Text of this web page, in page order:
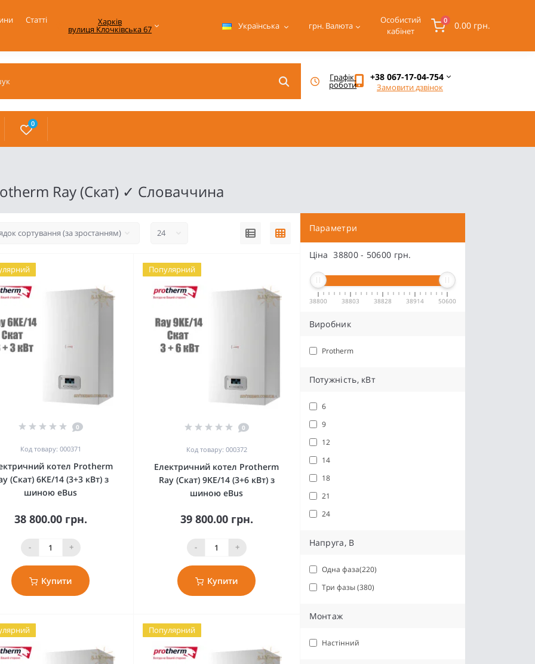
Статті Харків
вулиця Клочківська 67 Українська грн. Валюта
Особистий
кабінет
0 0.00 грн.
Графік
роботи
+38 067-17-04-754
Замовити дзвінок
0
Ray (Скат) ✓ Словаччина
0
Код товару: 000371
котел Protherm
(Скат) 6KE/14 (3+3 кВт) з
шиною eBus
38 800.00 грн.
- +
Купити
Популярний
0
Код товару: 000372
Електричний котел Protherm
Ray (Скат) 9KE/14 (3+6 кВт) з
шиною eBus
39 800.00 грн.
- +
Купити
Популярний
Параметри
Ціна38800- 50600 грн.
38800 38803 38828 38914 50600
Виробник
Protherm
Потужність, кВт
6
9
12
14
18
21
24
Напруга, В
Одна фаза(220)
Три фазы (380)
Монтаж
Настінний